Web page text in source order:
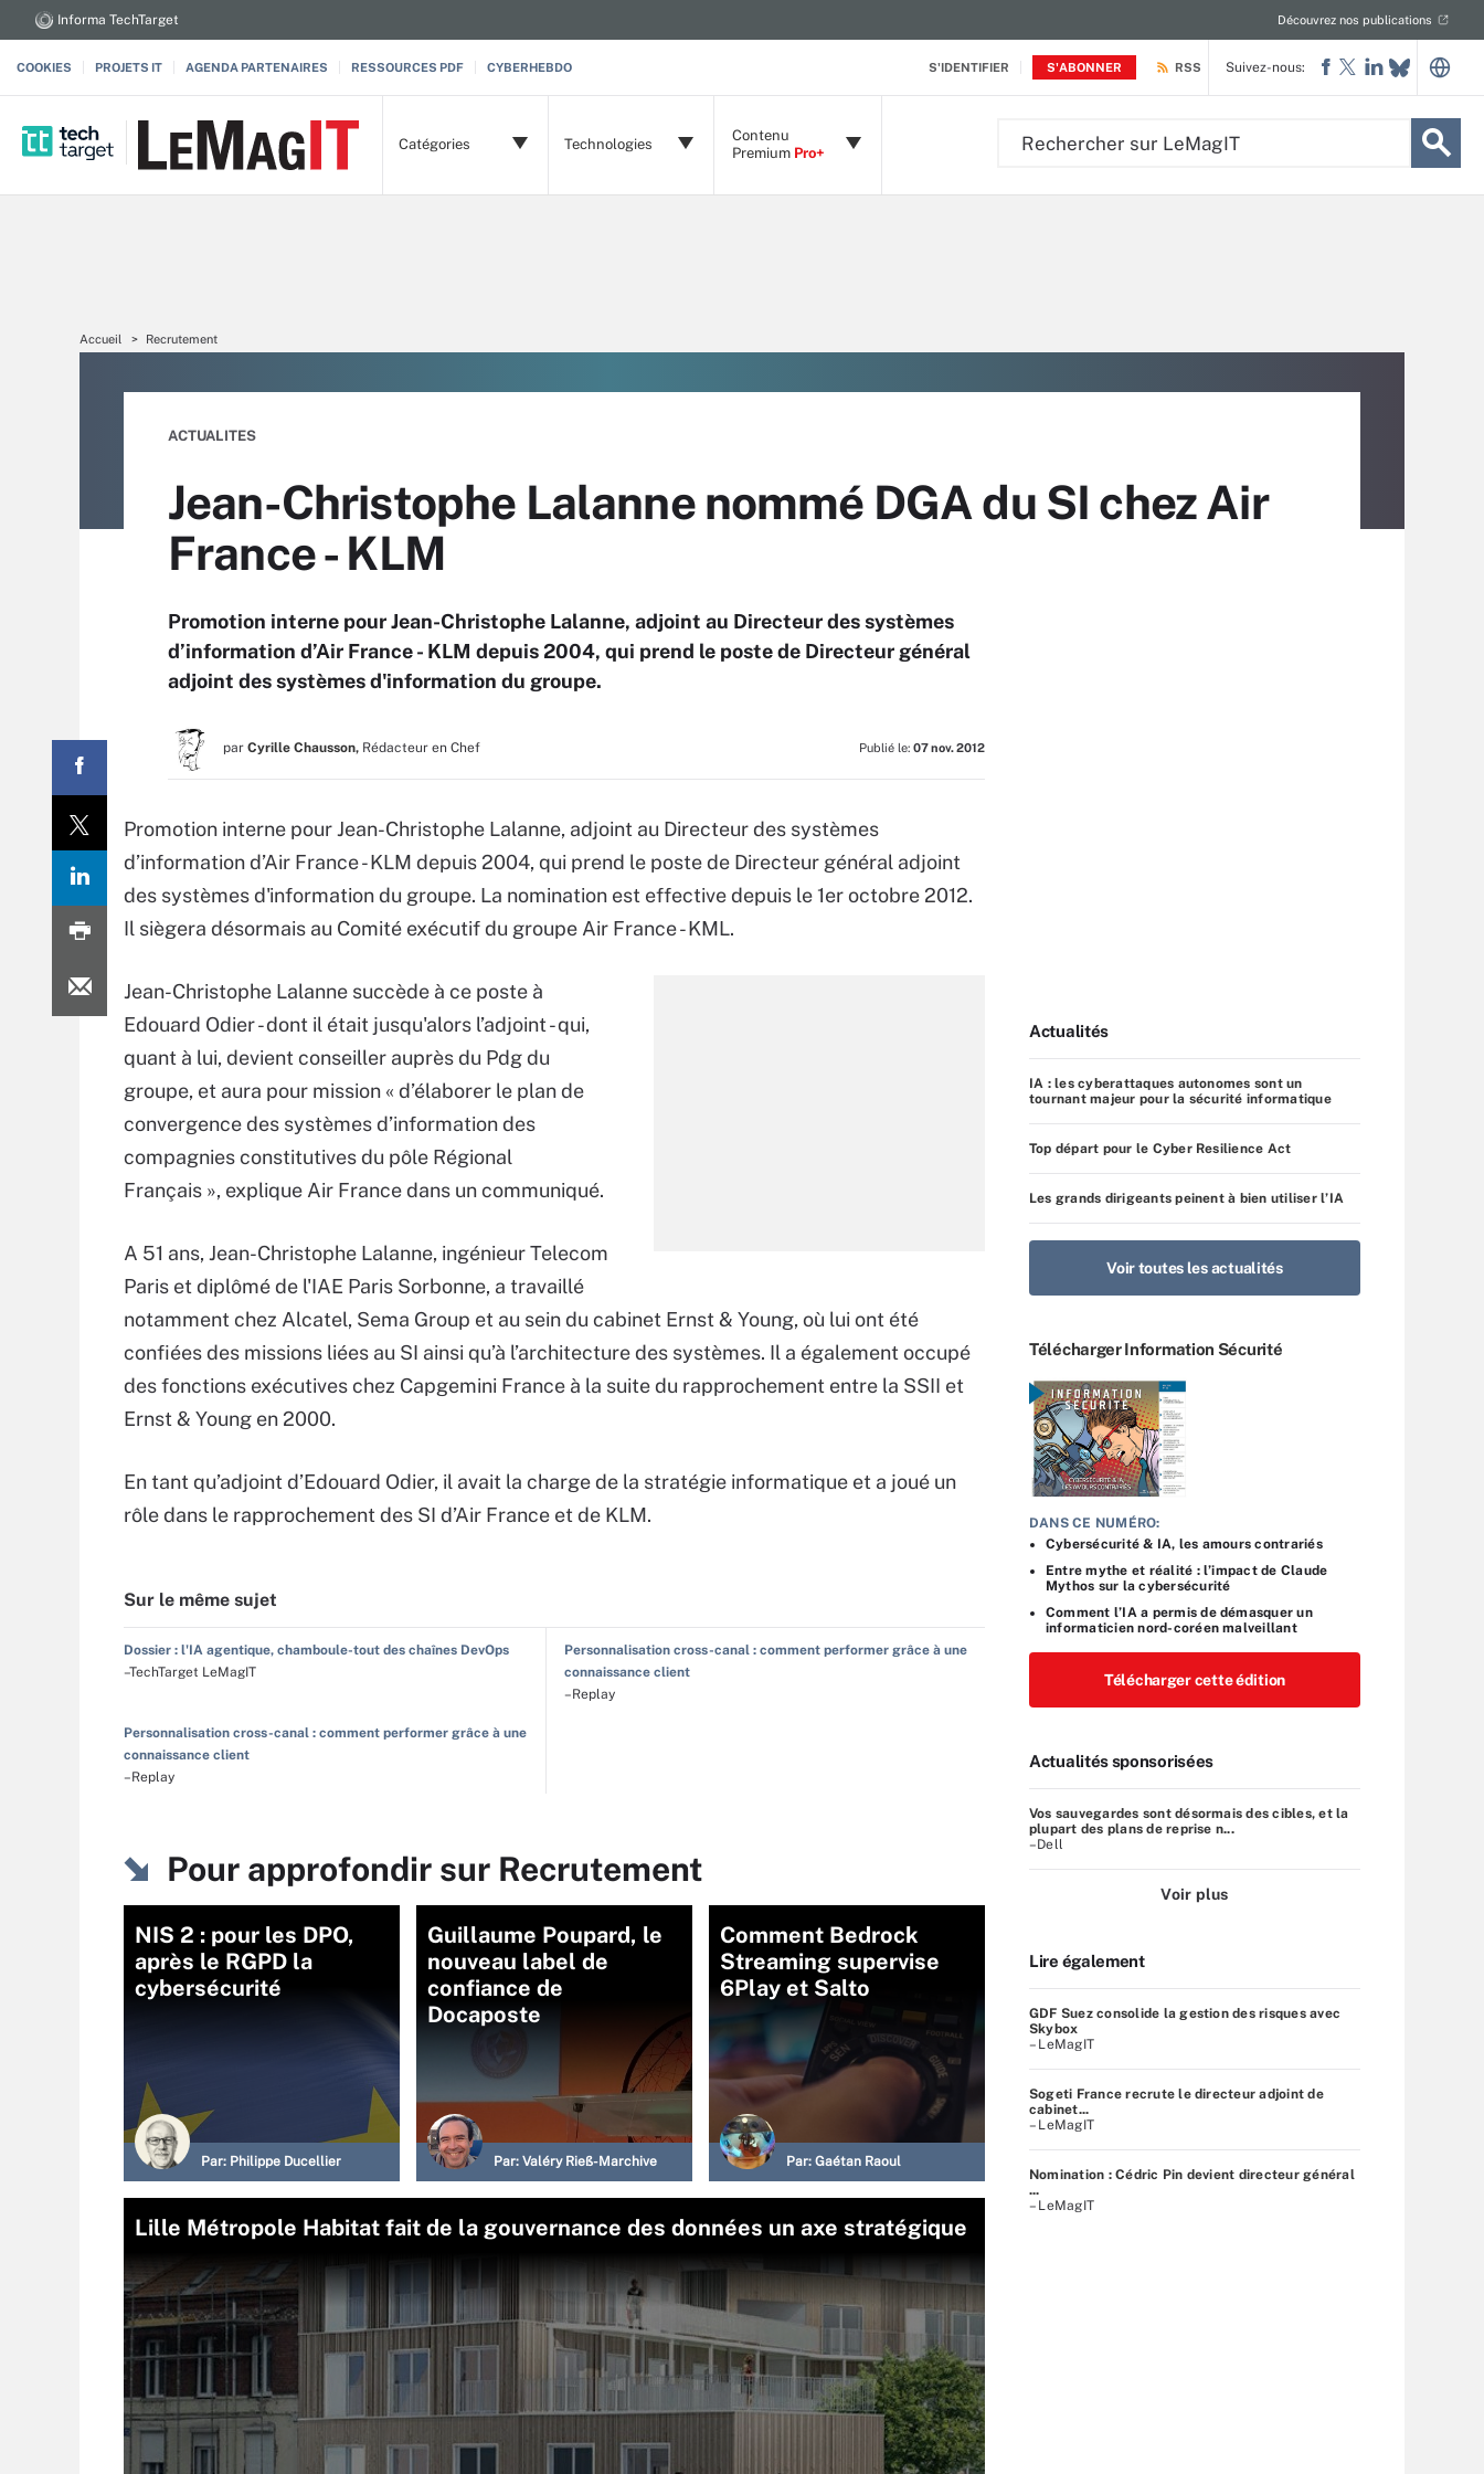
S'IDENTIFIER S'ABONNER
Informa TechTarget Découvrez nos publications
COOKIES PROJETS IT AGENDA PARTENAIRES RESSOURCES PDF CYBERHEBDO RSS
Catégories Technologies
Contenu
Premium Pro+
Suivez-nous:
Accueil Recrutement
ACTUALITES
Jean-Christophe Lalanne nommé DGA du SI chez Air
France - KLM
Promotion interne pour Jean-Christophe Lalanne, adjoint au Directeur des systèmes
d’information d’Air France - KLM depuis 2004, qui prend le poste de Directeur général
adjoint des systèmes d'information du groupe.
par Cyrille Chausson, Rédacteur en Chef Publié le: 07 nov. 2012
Promotion interne pour Jean-Christophe Lalanne, adjoint au Directeur des systèmes
d’information d’Air France - KLM depuis 2004, qui prend le poste de Directeur général adjoint
des systèmes d'information du groupe. La nomination est effective depuis le 1er octobre 2012.
Il siègera désormais au Comité exécutif du groupe Air France - KML.
Jean-Christophe Lalanne succède à ce poste à
Edouard Odier - dont il était jusqu'alors l’adjoint - qui,
quant à lui, devient conseiller auprès du Pdg du
groupe, et aura pour mission « d’élaborer le plan de
convergence des systèmes d’information des
compagnies constitutives du pôle Régional
Français », explique Air France dans un communiqué.
A 51 ans, Jean-Christophe Lalanne, ingénieur Telecom
Paris et diplômé de l'IAE Paris Sorbonne, a travaillé
notamment chez Alcatel, Sema Group et au sein du cabinet Ernst & Young, où lui ont été
confiées des missions liées au SI ainsi qu’à l’architecture des systèmes. Il a également occupé
des fonctions exécutives chez Capgemini France à la suite du rapprochement entre la SSII et
Ernst & Young en 2000.
En tant qu’adjoint d’Edouard Odier, il avait la charge de la stratégie informatique et a joué un
rôle dans le rapprochement des SI d’Air France et de KLM.
Sur le même sujet
Dossier : l'IA agentique, chamboule-tout des chaînes DevOps
–TechTarget LeMagIT
Personnalisation cross-canal : comment performer grâce à une
connaissance client
–Replay
Personnalisation cross-canal : comment performer grâce à une
connaissance client
–Replay
Pour approfondir sur Recrutement
NIS 2 : pour les DPO,
après le RGPD la
cybersécurité
Par: Philippe Ducellier
Guillaume Poupard, le
nouveau label de
confiance de
Docaposte
Par: Valéry Rieß-Marchive
Comment Bedrock
Streaming supervise
6Play et Salto
Par: Gaétan Raoul
Lille Métropole Habitat fait de la gouvernance des données un axe stratégique
Actualités
IA : les cyberattaques autonomes sont un
tournant majeur pour la sécurité informatique
Top départ pour le Cyber Resilience Act
Les grands dirigeants peinent à bien utiliser l’IA
Voir toutes les actualités
Télécharger Information Sécurité
DANS CE NUMÉRO:
Cybersécurité & IA, les amours contrariés
Entre mythe et réalité : l’impact de Claude
Mythos sur la cybersécurité
Comment l’IA a permis de démasquer un
informaticien nord-coréen malveillant
Télécharger cette édition
Actualités sponsorisées
Vos sauvegardes sont désormais des cibles, et la
plupart des plans de reprise n...
–Dell
Voir plus
Lire également
GDF Suez consolide la gestion des risques avec
Skybox
– LeMagIT
Sogeti France recrute le directeur adjoint de
cabinet...
– LeMagIT
Nomination : Cédric Pin devient directeur général
...
– LeMagIT